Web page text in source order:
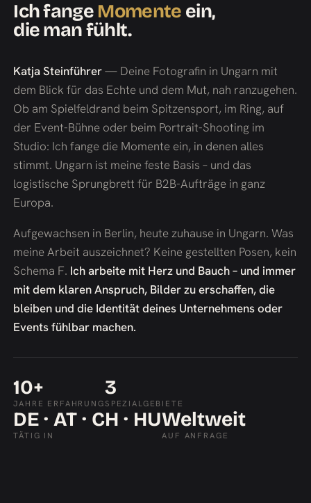
Ich fange Momente ein,
die man fühlt.
Katja Steinführer— Deine Fotografin in Ungarn mit
dem Blick für das Echte und dem Mut, nah ranzugehen.
Ob am Spielfeldrand beim Spitzensport, im Ring, auf
der Event-Bühne oder beim Portrait-Shooting im
Studio: Ich fange die Momente ein, in denen alles
stimmt. Ungarn ist meine feste Basis – und das
logistische Sprungbrett für B2B-Aufträge in ganz
Europa.
Aufgewachsen in Berlin, heute zuhause in Ungarn. Was
meine Arbeit auszeichnet? Keine gestellten Posen, kein
Schema F. Ich arbeite mit Herz und Bauch – und immer
mit dem klaren Anspruch, Bilder zu erschaffen, die
bleiben und die Identität deines Unternehmens oder
Events fühlbar machen.
10+
JAHRE ERFAHRUNG
3
SPEZIALGEBIETE
DE · AT · CH · HU
TÄTIG IN
Weltweit
AUF ANFRAGE